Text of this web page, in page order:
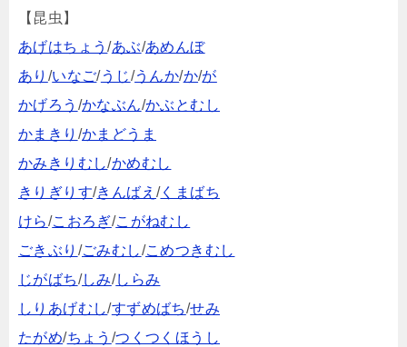
【昆虫】
あげはちょう/あぶ/あめんぼ
あり /いなご/うじ/うんか/か/が
かげろう /かなぶん/かぶとむし
かまきり /かまどうま
かみきりむし/かめむし
きりぎりす/きんばえ/くまばち
けら/こおろぎ/こがねむし
ごきぶり /ごみむし/こめつきむし
じがばち/しみ/しらみ
しりあげむし/すずめばち/せみ
たがめ/ちょう /つくつくほうし